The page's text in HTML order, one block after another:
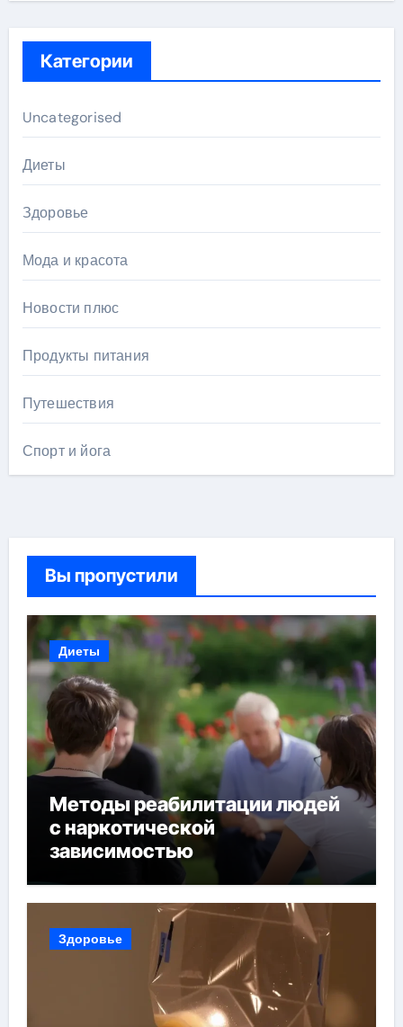
Категории
Uncategorised
Диеты
Здоровье
Мода и красота
Новости плюс
Продукты питания
Путешествия
Спорт и йога
Вы пропустили
Диеты
Методы реабилитации людей
с наркотической
зависимостью
Здоровье